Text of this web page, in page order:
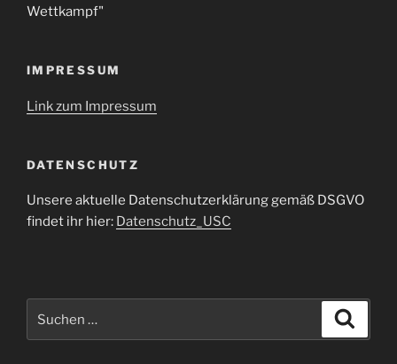
Wettkampf"
IMPRESSUM
Link zum Impressum
DATENSCHUTZ
Unsere aktuelle Datenschutzerklärung gemäß DSGVO
findet ihr hier: Datenschutz_USC
nach: